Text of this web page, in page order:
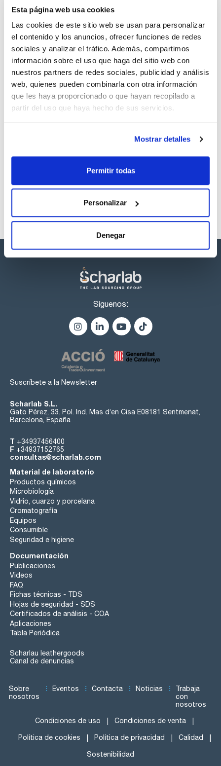
Esta página web usa cookies
Las cookies de este sitio web se usan para personalizar
el contenido y los anuncios, ofrecer funciones de redes
sociales y analizar el tráfico. Además, compartimos
información sobre el uso que haga del sitio web con
nuestros partners de redes sociales, publicidad y análisis
web, quienes pueden combinarla con otra información
que les haya proporcionado o que hayan recopilado a
partir del uso que haya hecho de sus servicios.
Mostrar detalles
Permitir todas
Personalizar
Denegar
- Construcción en una sola pieza y transición del tejido sin
ranuras, para evitar la contaminación cruzada
- Alto grado de resistencia a la corrosión gracias al acero
- Son un 15% más ligeros que los tamices tradicionales, con
lo que aumenta el espacio libre para tamizar
- También tienen una máxima estabilidad y estanqueidad
óptima cuando se utilizan en bloques de tamices
- Una innovadora tecnología de soldadura por resistencia
garantiza un tejido de tamizar permanentemente tirante
A continuación se detallan los tamices de 200x50mm. Están
disponibles tamices de 203mm de diámetro así como de
25mm de altura.
Documentación técnica
TDS / Ficha técnica
Regístrate para
descargas
COA
Regístrate para
descargas
SDS/ Hoja de seguridad
Regístrate para
descargas
productos marca Scharlau habitualmente en stock,
listos para una entrega inmediata.
Síguenos:
Suscríbete a la Newsletter
Scharlab S.L.
Gato Pérez, 33. Pol. Ind. Mas d’en Cisa E08181 Sentmenat,
Barcelona, España
T +34937456400
F +34937152765
consultas@scharlab.com
Material de laboratorio
Productos químicos
Microbiología
Vidrio, cuarzo y porcelana
Cromatografía
Equipos
Consumible
Seguridad e higiene
Documentación
Publicaciones
Videos
FAQ
Fichas técnicas - TDS
Hojas de seguridad - SDS
Certificados de análisis - COA
Aplicaciones
Tabla Periódica
Scharlau leathergoods
Canal de denuncias
Sobre
nosotros
Eventos Contacta Noticias
Trabaja
con
nosotros
Condiciones de uso Condiciones de venta
Política de cookies Política de privacidad Calidad
Sostenibilidad